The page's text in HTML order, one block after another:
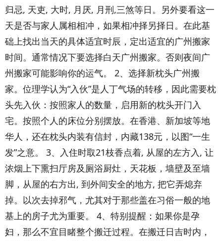
归忌, 天吏, 大时, 月厌, 月刑,三煞等日。另外要看这一
天是否与家人属相相冲，如果相冲择另择日。在此基
础上找出当天的具体适宜时辰，定出适宜的广州搬家
时间。通常情况下要选择白天广州搬家。否则夜间广
州搬家可能影响你的运气。 2、选择新枕头广州搬
家。位理学认为“入伙”是人丁气场的转移，因此需要枕
头先入伙：按照家人的数量，启用新的枕头开门入
宅。按照个人的床位分别摆放。在香港、新加坡等地
华人，还在枕头内装有信封，内藏138元，以图“一生
发”之意。 3、入住时取21枝香点着, 从屋的左方入, 让
浓烟上下熏扫厅房及厕浴厨灶，天花板，墙壁及至墙
脚，从屋的右方出, 到外间安全的地方, 把它弄熄弃
掉。以次去掉邪气，尤其对于那些盖在习俗一般的地
基上的房子尤为重要。 4、特别提醒：如果你是孕
妇，那么不宜目睹整个搬迁过程。在搬迁日吉时内，